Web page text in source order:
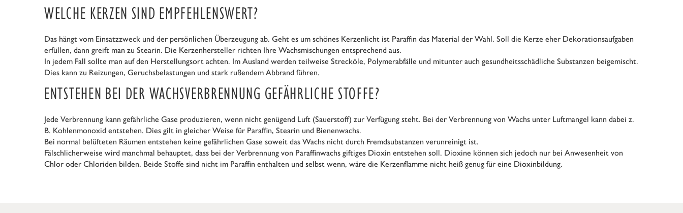
WELCHE KERZEN SIND EMPFEHLENSWERT?
Das hängt vom Einsatzzweck und der persönlichen Überzeugung ab. Geht es um schönes Kerzenlicht ist Paraffin das Material der Wahl. Soll die Kerze eher Dekorationsaufgaben
erfüllen, dann greift man zu Stearin. Die Kerzenhersteller richten Ihre Wachsmischungen entsprechend aus.
In jedem Fall sollte man auf den Herstellungsort achten. Im Ausland werden teilweise Strecköle, Polymerabfälle und mitunter auch gesundheitsschädliche Substanzen beigemischt.
Dies kann zu Reizungen, Geruchsbelastungen und stark rußendem Abbrand führen.
ENTSTEHEN BEI DER WACHSVERBRENNUNG GEFÄHRLICHE STOFFE?
Jede Verbrennung kann gefährliche Gase produzieren, wenn nicht genügend Luft (Sauerstoff) zur Verfügung steht. Bei der Verbrennung von Wachs unter Luftmangel kann dabei z.
B. Kohlenmonoxid entstehen. Dies gilt in gleicher Weise für Paraffin, Stearin und Bienenwachs.
Bei normal belüfteten Räumen entstehen keine gefährlichen Gase soweit das Wachs nicht durch Fremdsubstanzen verunreinigt ist.
Fälschlicherweise wird manchmal behauptet, dass bei der Verbrennung von Paraffinwachs giftiges Dioxin entstehen soll. Dioxine können sich jedoch nur bei Anwesenheit von
Chlor oder Chloriden bilden. Beide Stoffe sind nicht im Paraffin enthalten und selbst wenn, wäre die Kerzenflamme nicht heiß genug für eine Dioxinbildung.